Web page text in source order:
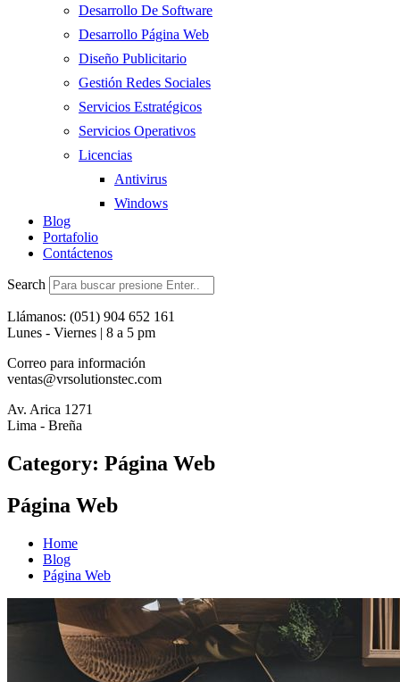
Desarrollo De Software
Desarrollo Página Web
Diseño Publicitario
Gestión Redes Sociales
Servicios Estratégicos
Servicios Operativos
Licencias
Antivirus
Windows
Blog
Portafolio
Contáctenos
Search
Llámanos: (051) 904 652 161
Lunes - Viernes | 8 a 5 pm
Correo para información
ventas@vrsolutionstec.com
Av. Arica 1271
Lima - Breña
Category: Página Web
Página Web
Home
Blog
Página Web